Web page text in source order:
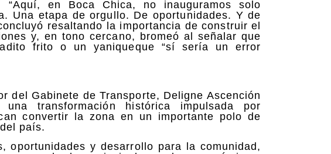
en Boca Chica, no inauguramos solo
Una etapa de orgullo. De oportunidades. Y de
resaltando la importancia de construir el
y, en tono cercano, bromeó al señalar que
frito o un yaniqueque “sí sería un error
del Gabinete de Transporte, Deligne Ascención
transformación histórica impulsada por
convertir la zona en un importante polo de
país.
oportunidades y desarrollo para la comunidad,